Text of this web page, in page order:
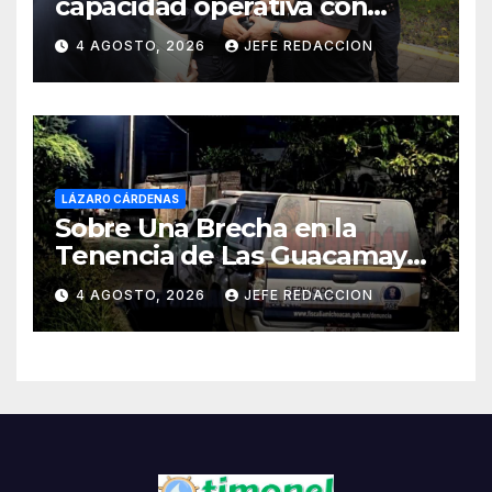
formación táctica en drones
4 AGOSTO, 2026 JEFE REDACCION
LÁZARO CÁRDENAS
Sobre Una Brecha en la
Tenencia de Las Guacamayas
de LZC. Asesinan a balazos a
un Hombre
4 AGOSTO, 2026 JEFE REDACCION